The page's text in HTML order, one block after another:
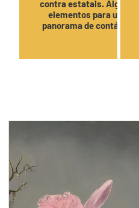
contra estatais. Alguns
elementos para um
panorama de contágio